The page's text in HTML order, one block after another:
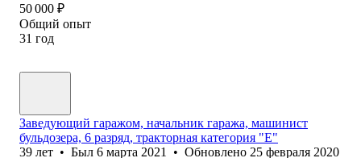
50 000 ₽
Общий опыт
31 год
Заведующий гаражом, начальник гаража, машинист
бульдозера, 6 разряд, тракторная категория "Е"
39 лет • Был 6 марта 2021 • Обновлено 25 февраля 2020